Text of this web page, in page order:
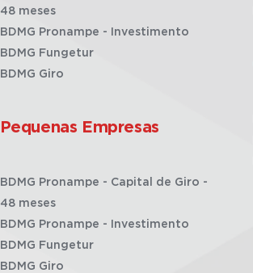
48 meses
BDMG Pronampe - Investimento
BDMG Fungetur
BDMG Giro
Pequenas Empresas
BDMG Pronampe - Capital de Giro -
48 meses
BDMG Pronampe - Investimento
BDMG Fungetur
BDMG Giro